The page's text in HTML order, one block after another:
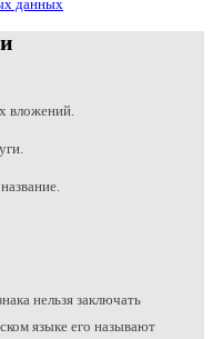
данных
вложений.
нельзя заключать
языке его называют